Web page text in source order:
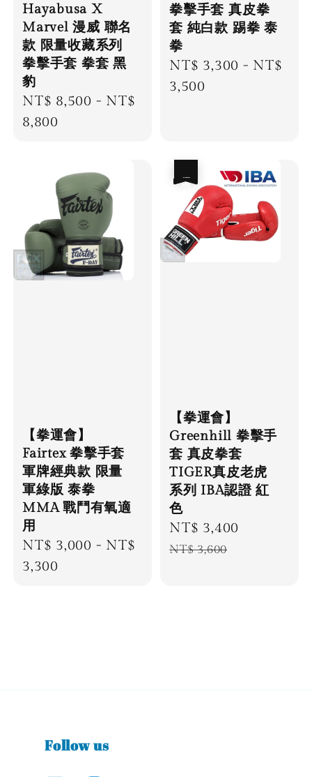
Hayabusa X
Marvel 漫威 聯名
款 限量收藏系列
拳擊手套 拳套 黑
豹
Regular
price
NT$ 8,500 - NT$
8,800
拳擊手套 真皮拳
套 純白款 踢拳 泰
拳
Regular
price
NT$ 3,300 - NT$
3,500
【拳運會】
Fairtex 拳擊手套
軍牌經典款 限量
軍綠版 泰拳
MMA 戰鬥有氧適
用
Regular
price
NT$ 3,000 - NT$
3,300
【拳運會】
Greenhill 拳擊手
套 真皮拳套
TIGER真皮老虎
系列 IBA認證 紅
色
Sale
price
NT$ 3,400
NT$ 3,600
Follow us